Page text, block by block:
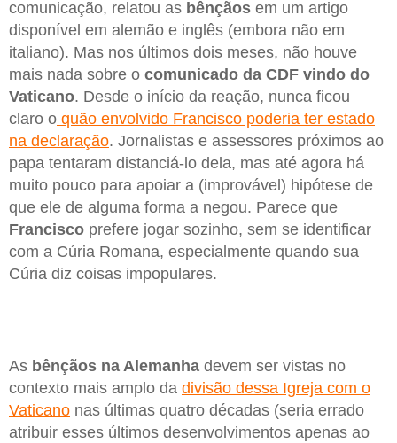
comunicação, relatou as bênçãos em um artigo
disponível em alemão e inglês (embora não em
italiano). Mas nos últimos dois meses, não houve
mais nada sobre o comunicado da CDF vindo do
Vaticano. Desde o início da reação, nunca ficou
claro o quão envolvido Francisco poderia ter estado
na declaração. Jornalistas e assessores próximos ao
papa tentaram distanciá-lo dela, mas até agora há
muito pouco para apoiar a (improvável) hipótese de
que ele de alguma forma a negou. Parece que
Francisco prefere jogar sozinho, sem se identificar
com a Cúria Romana, especialmente quando sua
Cúria diz coisas impopulares.
As bênçãos na Alemanha devem ser vistas no
contexto mais amplo da divisão dessa Igreja com o
Vaticano nas últimas quatro décadas (seria errado
atribuir esses últimos desenvolvimentos apenas ao